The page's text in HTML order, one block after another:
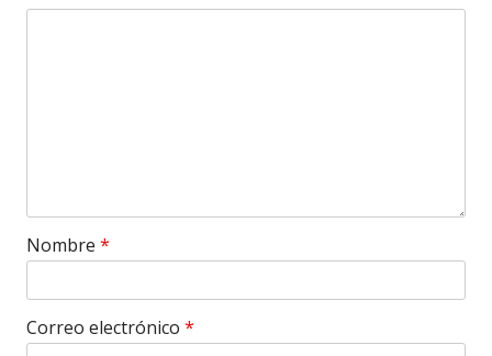
Nombre *
Correo electrónico *